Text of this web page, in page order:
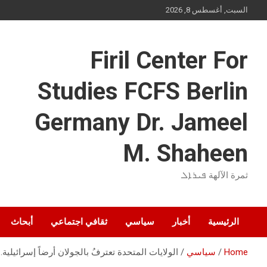
to
السبت, أغسطس 8, 2026
Firil Center For
Studies FCFS Berlin
Germany Dr. Jameel
M. Shaheen
ثمرة الآلهة ܦܝܪܐܠ
الرئيسية أخبار سياسي ثقافي اجتماعي أبحاث
Home سياسي الولايات المتحدة تعترفُ بالجولان أرضاً